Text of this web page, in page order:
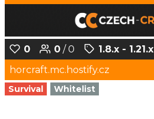
0 0 / 0
1.8.x - 1.21.x
horcraft.mc.hostify.cz
Survival Whitelist